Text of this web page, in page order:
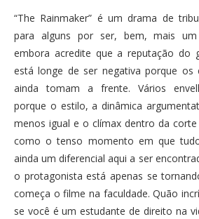
“The Rainmaker” é um drama de
para alguns por ser, bem, mais
embora acredite que a reputação do
está longe de ser negativa porque os
ainda tomam a frente. Vários
porque o estilo, a dinâmica
menos igual e o clímax dentro da
como o tenso momento em que
ainda um diferencial aqui a ser
o protagonista está apenas se
começa o filme na faculdade. Quão
se você é um estudante de direito na